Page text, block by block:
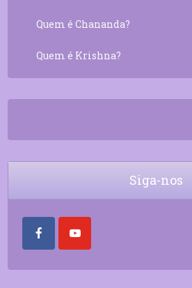
Quem é Chananda?
Quem é Krishna?
Siga-nos